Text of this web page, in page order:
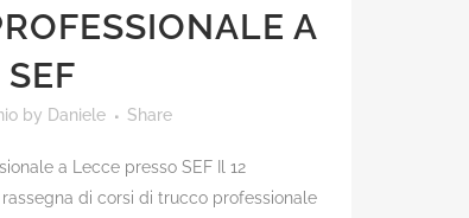
A
by Daniele Share
a Lecce presso SEF Il 12
di corsi di trucco professionale